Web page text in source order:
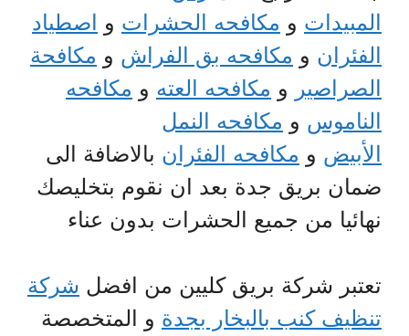
المبيدات و مكافحه الحشرات و اصطياد
الفئران و مكافحه بق الفراش و مكافحة
الصراصير و مكافحه العته و مكافحه
الناموس و مكافحه النمل
الأبيض و مكافحه الفئران بالاضافة الى
ضمان بريق جدة بعد ان نقوم بتخليصك
نهائيا من جميع الحشرات بدون عناء
تعتبر شركة بريق كليين من افضل شركة
تنظيف كنب بالبخار بجدة و المتخصصة